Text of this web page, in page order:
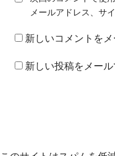
メールアドレス、サ
新しいコメントを
新しい投稿をメー